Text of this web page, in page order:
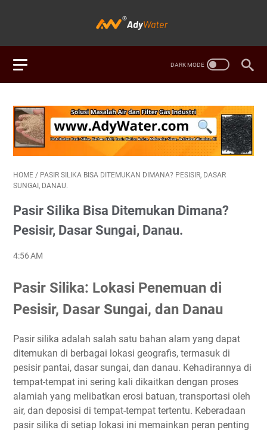
HOME / PASIR SILIKA BISA DITEMUKAN DIMANA? PESISIR, DASAR
SUNGAI, DANAU.
Pasir Silika Bisa Ditemukan Dimana?
Pesisir, Dasar Sungai, Danau.
4:56 AM
Pasir Silika: Lokasi Penemuan di
Pesisir, Dasar Sungai, dan Danau
Pasir silika adalah salah satu bahan alam yang dapat
ditemukan di berbagai lokasi geografis, termasuk di
pesisir pantai, dasar sungai, dan danau. Kehadirannya di
tempat-tempat ini sering kali dikaitkan dengan proses
alamiah yang melibatkan erosi batuan, transportasi oleh
air, dan deposisi di tempat-tempat tertentu. Keberadaan
pasir silika di setiap lokasi ini memainkan peran penting